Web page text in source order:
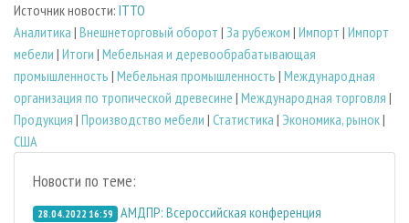
Источник новости: ITTO
Аналитика | Внешнеторговый оборот | За рубежом | Импорт | Импорт
мебели | Итоги | Мебельная и деревообрабатывающая
промышленность | Мебельная промышленность | Международная
организация по тропической древесине | Международная торговля |
Продукция | Производство мебели | Статистика | Экономика, рынок|
США
Новости по теме:
28.04.2022 16:59 АМДПР: Всероссийская конференция